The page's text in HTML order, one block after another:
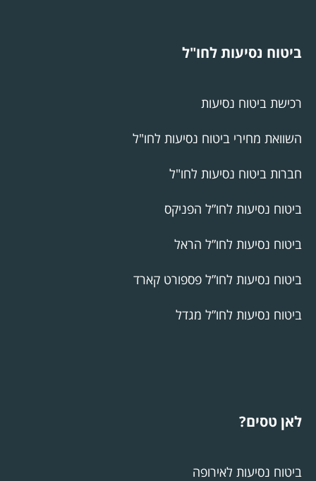
ביטוח נסיעות לחו"ל
רכישת ביטוח נסיעות
השוואת מחירי ביטוח נסיעות לחו"ל
חברות ביטוח נסיעות לחו"ל
ביטוח נסיעות לחו”ל הפניקס
ביטוח נסיעות לחו”ל הראל
ביטוח נסיעות לחו”ל פספורט קארד
ביטוח נסיעות לחו”ל מגדל
לאן טסים?
ביטוח נסיעות לאירופה